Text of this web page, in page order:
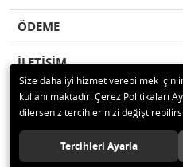
ÖDEME
İLETİŞİM
© 2018 MERCAN PROFESYONEL
Size daha iyi hizmet verebilmek için
kullanılmaktadır. Çerez Politikaları
dilerseniz tercihlerinizi
Tercihleri Ayarla